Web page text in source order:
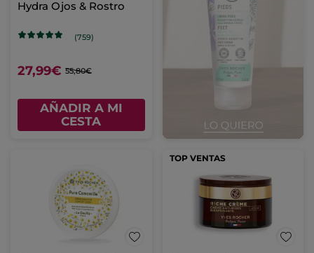
Hydra Ojos & Rostro
(759)
27,99€ 55,80€
AÑADIR A MI
CESTA
TOP VENTAS